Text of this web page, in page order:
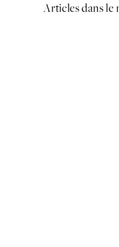
Articles dans le